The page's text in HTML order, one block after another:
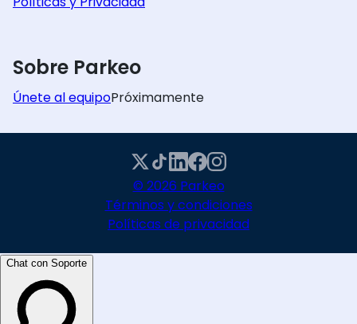
Sobre Parkeo
Únete al equipoPróximamente
© 2026 Parkeo
Términos y condiciones
Políticas de privacidad
Chat con Soporte